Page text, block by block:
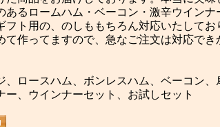
あるロームハム・ベーコン・激辛ウイン
フト用の、のしももちろん対応いたして
て作ってますので、急なご注文は対応でき
、ロースハム、ボンレスハム、ベーコン
ー、ウインナーセット、お試しセット